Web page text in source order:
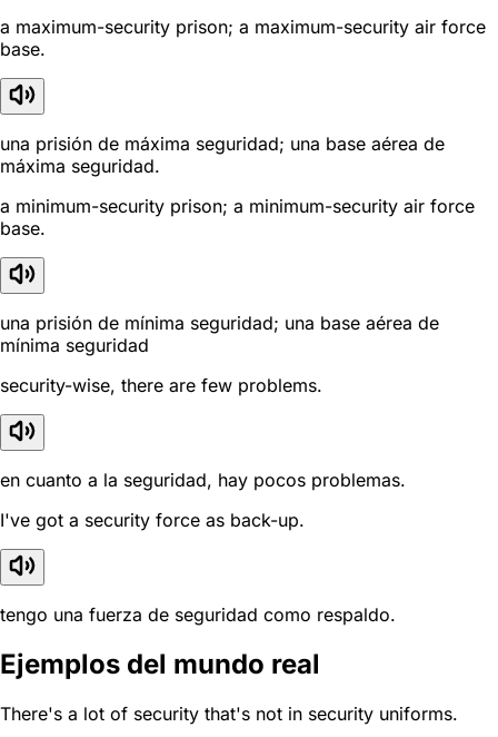
a maximum-security prison; a maximum-security air force
base.
una prisión de máxima seguridad; una base aérea de
máxima seguridad.
a minimum-security prison; a minimum-security air force
base.
una prisión de mínima seguridad; una base aérea de
mínima seguridad
security-wise, there are few problems.
en cuanto a la seguridad, hay pocos problemas.
I've got a security force as back-up.
tengo una fuerza de seguridad como respaldo.
Ejemplos del mundo real
There's a lot of security that's not in security uniforms.